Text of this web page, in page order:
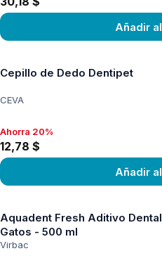
Añadir
Cepillo de Dedo Dentipet
CEVA
Ahorra 20%, 12,78 $
Ahorra 20%
12,78 $
Añadir
Aquadent Fresh Aditivo
Gatos - 500 ml
Virbac